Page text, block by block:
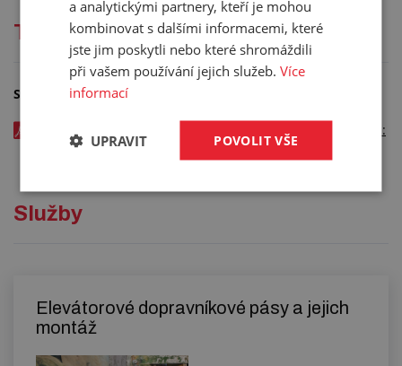
Technická dokumentace
Soubory ke stažení
Lisovaný koreček S mělký - ocel - katalogový list v EN - kód:
01849xxx
Služby
Elevátorové dopravníkové pásy a jejich
montáž
a analytickými partnery, kteří je mohou
kombinovat s dalšími informacemi, které
jste jim poskytli nebo které shromáždili
při vašem používání jejich služeb.Více
informací
POVOLIT VŠE
UPRAVIT